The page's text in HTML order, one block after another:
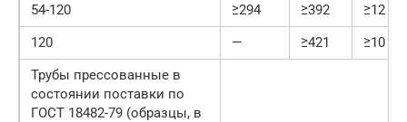
54-120
≥294 ≥392
≥12
120
— ≥421
≥10
Трубы прессованные в
состоянии поставки по
ГОСТ 18482-79 (образцы, в